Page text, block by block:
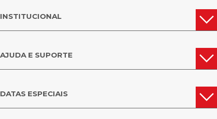
INSTITUCIONAL
AJUDA E SUPORTE
DATAS ESPECIAIS